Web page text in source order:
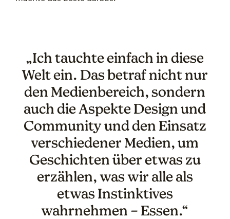
„Ich tauchte einfach in diese
Welt ein. Das betraf nicht nur
den Medienbereich, sondern
auch die Aspekte Design und
Community und den Einsatz
verschiedener Medien, um
Geschichten über etwas zu
erzählen, was wir alle als
etwas Instinktives
wahrnehmen – Essen.“